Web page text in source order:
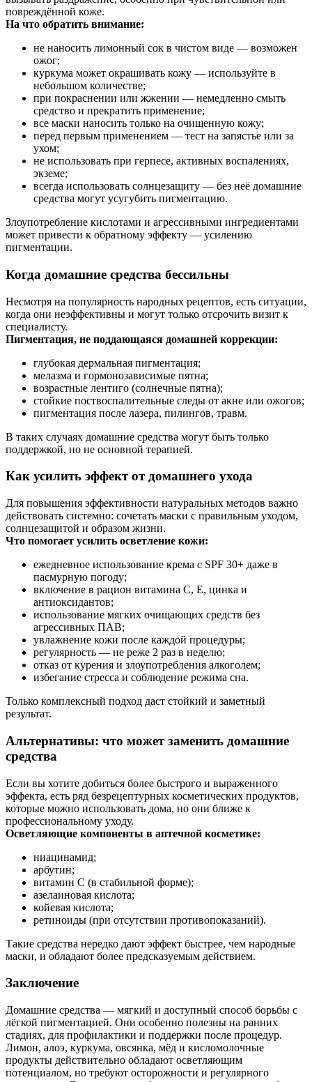
повреждённой коже.
На что обратить внимание:
не наносить лимонный сок в чистом виде — возможен
ожог;
куркума может окрашивать кожу — используйте в
небольшом количестве;
при покраснении или жжении — немедленно смыть
средство и прекратить применение;
все маски наносить только на очищенную кожу;
перед первым применением — тест на запястье или за
ухом;
не использовать при герпесе, активных воспалениях,
экземе;
всегда использовать солнцезащиту — без неё домашние
средства могут усугубить пигментацию.
Злоупотребление кислотами и агрессивными ингредиентами
может привести к обратному эффекту — усилению
пигментации.
Когда домашние средства бессильны
Несмотря на популярность народных рецептов, есть ситуации,
когда они неэффективны и могут только отсрочить визит к
специалисту.
Пигментация, не поддающаяся домашней коррекции:
глубокая дермальная пигментация;
мелазма и гормонозависимые пятна;
возрастные лентиго (солнечные пятна);
стойкие поствоспалительные следы от акне или ожогов;
пигментация после лазера, пилингов, травм.
В таких случаях домашние средства могут быть только
поддержкой, но не основной терапией.
Как усилить эффект от домашнего ухода
Для повышения эффективности натуральных методов важно
действовать системно: сочетать маски с правильным уходом,
солнцезащитой и образом жизни.
Что помогает усилить осветление кожи:
ежедневное использование крема с SPF 30+ даже в
пасмурную погоду;
включение в рацион витамина С, Е, цинка и
антиоксидантов;
использование мягких очищающих средств без
агрессивных ПАВ;
увлажнение кожи после каждой процедуры;
регулярность — не реже 2 раз в неделю;
отказ от курения и злоупотребления алкоголем;
избегание стресса и соблюдение режима сна.
Только комплексный подход даст стойкий и заметный
результат.
Альтернативы: что может заменить домашние
средства
Если вы хотите добиться более быстрого и выраженного
эффекта, есть ряд безрецептурных косметических продуктов,
которые можно использовать дома, но они ближе к
профессиональному уходу.
Осветляющие компоненты в аптечной косметике:
ниацинамид;
арбутин;
витамин C (в стабильной форме);
азелаиновая кислота;
койевая кислота;
ретиноиды (при отсутствии противопоказаний).
Такие средства нередко дают эффект быстрее, чем народные
маски, и обладают более предсказуемым действием.
Заключение
Домашние средства — мягкий и доступный способ борьбы с
лёгкой пигментацией. Они особенно полезны на ранних
стадиях, для профилактики и поддержки после процедур.
Лимон, алоэ, куркума, овсянка, мёд и кисломолочные
продукты действительно обладают осветляющим
потенциалом, но требуют осторожности и регулярного